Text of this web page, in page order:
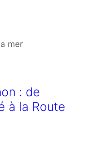
mer
: de
à la Route